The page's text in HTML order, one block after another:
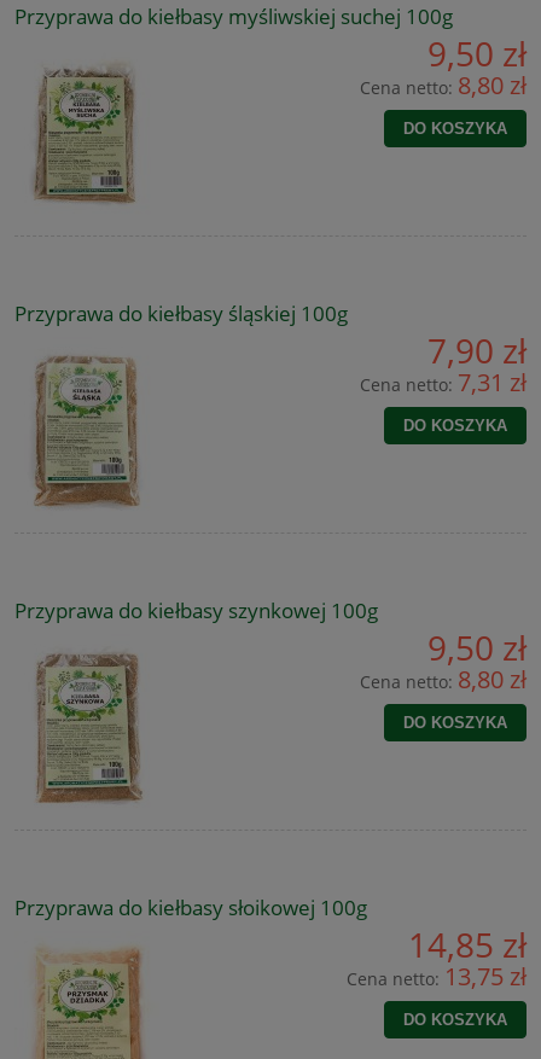
Przyprawa do kiełbasy myśliwskiej suchej 100g
9,50 zł
Cena netto: 8,80 zł
DO KOSZYKA
Przyprawa do kiełbasy śląskiej 100g
7,90 zł
Cena netto: 7,31 zł
DO KOSZYKA
Przyprawa do kiełbasy szynkowej 100g
9,50 zł
Cena netto: 8,80 zł
DO KOSZYKA
Przyprawa do kiełbasy słoikowej 100g
14,85 zł
Cena netto: 13,75 zł
DO KOSZYKA